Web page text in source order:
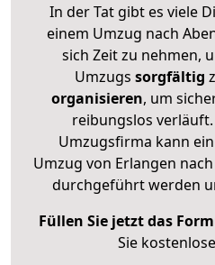
In der Tat gibt es viele
einem Umzug nach
sich Zeit zu nehmen,
Umzugs sorgfältig
organisieren, um
reibungslos
Umzugsfirma kann
Umzug von Erlangen
durchgeführt werden
Füllen Sie jetzt das
Sie